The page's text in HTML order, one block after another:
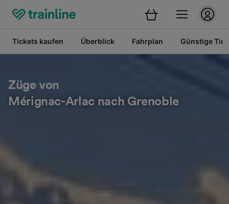
Tickets kaufen Überblick Fahrplan Günstige
Züge von
Mérignac-Arlac nach Grenoble